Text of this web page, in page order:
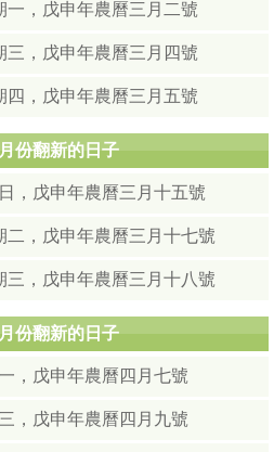
一，戊申年農曆三月二號
三，戊申年農曆三月四號
四，戊申年農曆三月五號
份翻新的日子
，戊申年農曆三月十五號
二，戊申年農曆三月十七號
三，戊申年農曆三月十八號
份翻新的日子
，戊申年農曆四月七號
，戊申年農曆四月九號